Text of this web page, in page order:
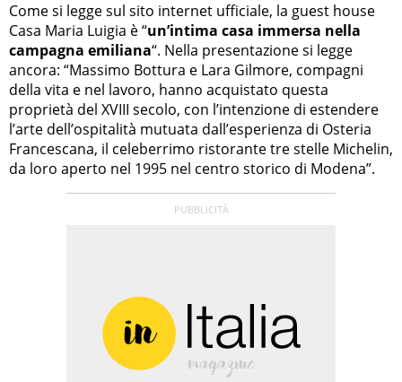
Come si legge sul sito internet ufficiale, la guest house
Casa Maria Luigia è “un’intima casa immersa nella
campagna emiliana“. Nella presentazione si legge
ancora: “Massimo Bottura e Lara Gilmore, compagni
della vita e nel lavoro, hanno acquistato questa
proprietà del XVIII secolo, con l’intenzione di estendere
l’arte dell’ospitalità mutuata dall’esperienza di Osteria
Francescana, il celeberrimo ristorante tre stelle Michelin,
da loro aperto nel 1995 nel centro storico di Modena”.